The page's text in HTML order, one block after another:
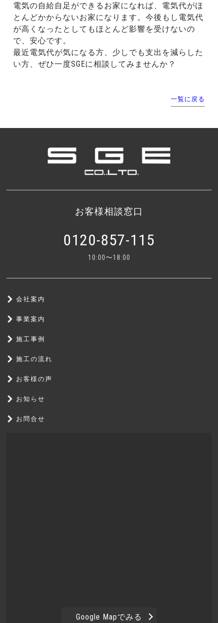
電気の自給自足ができるお家になれば、電気代がほ
とんどかからないお家になります。今後もし電気代
が高くなったとしてもほとんど影響を受けないの
で、安心です。
最近電気代が気になる方、少しでも支出を減らした
い方、ぜひ一度SGEに相談してみませんか？
一覧に戻る
お客様相談窓口
0120-857-115
10:00〜18:00
会社案内
事業案内
施工事例
施工の流れ
お客様の声
お知らせ
お問合せ
Google Mapでみる